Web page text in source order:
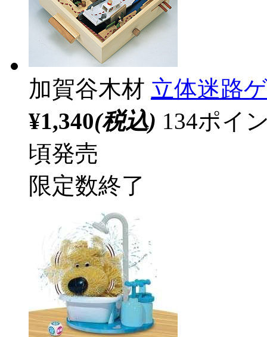
加賀谷木材 立体迷路
¥1,340(税込) 134ポイ
頃発売
限定数終了